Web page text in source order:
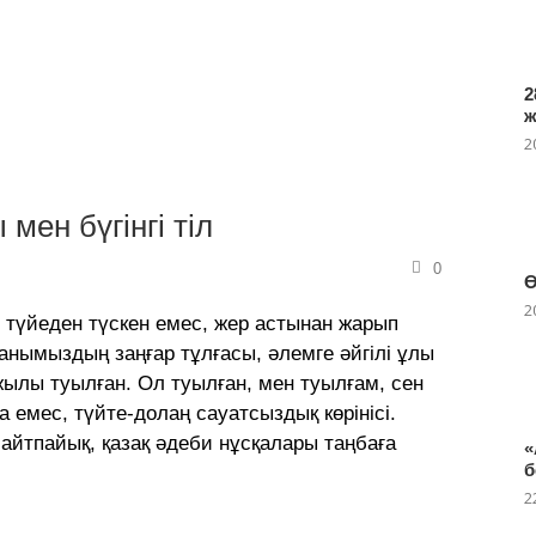
бүгінгі тіл
0
түйеден түскен емес, жер астынан жарып
заңғар тұлғасы, әлемге әйгілі ұлы
туылған. Ол туылған, мен туылғам, сен
түйте-долаң сауат­сыз­дық көрінісі.
қазақ әдеби нұсқалары таңбаға